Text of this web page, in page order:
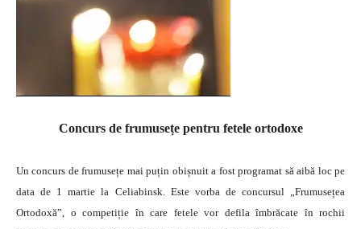
Concurs de frumusețe pentru fetele ortodoxe
Un concurs de frumusețe mai puțin obișnuit a fost programat să aibă loc pe
data de 1 martie la Celiabinsk. Este vorba de concursul „Frumusețea
Ortodoxă”, o competiție în care fetele vor defila îmbrăcate în rochii